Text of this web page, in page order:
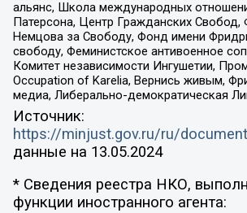
альянс, Школа международных
Патерсона, Центр Гражданских
Немцова за Свободу, Фонд имени
свободу, Феминистское антивоенное
Комитет независимости Ингушетии,
Occupation of Karelia, Вернись живым,
медиа, Либерально-демократическая
Источник:
https://minjust.gov.ru/ru/
данные на 13.05.2024
* Сведения реестра НКО,
функции иностранного агента: